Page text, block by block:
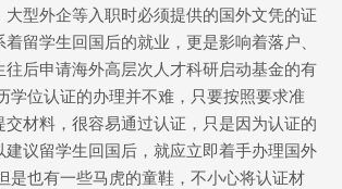
型外企等入职时必须提供的国外文凭的证
留学生回国后的就业，更是影响着落户、
往后申请海外高层次人才科研启动基金的有
学位认证的办理并不难，只要按照要求准
材料，很容易通过认证，只是因为认证的
建议留学生回国后，就应立即着手办理国外
是也有一些马虎的童鞋，不小心将认证材